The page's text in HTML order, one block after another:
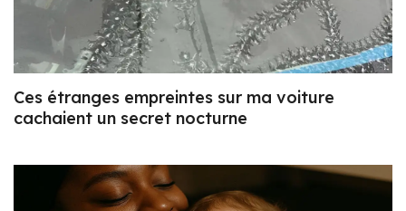
Ces étranges empreintes sur ma voiture
cachaient un secret nocturne